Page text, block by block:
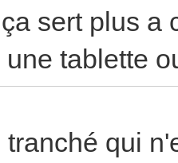
sert plus a
tablette
tranché qui